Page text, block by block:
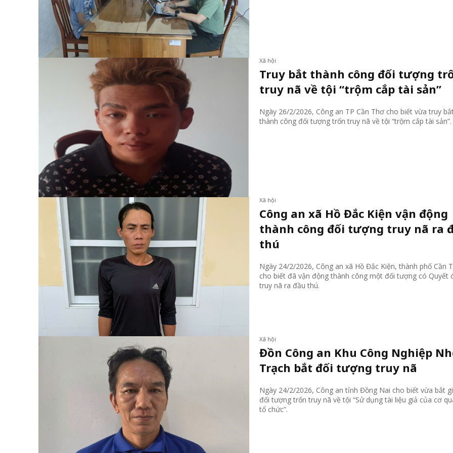
Xã hội
Truy bắt thành công đối tượng
truy nã về tội “trộm cắp tài sản”
Ngày 26/2/2026, Công an TP Cần Thơ cho biết vừa truy
thành công đối tượng trốn truy nã về tội “trộm cắp tài sản”.
Xã hội
Công an xã Hồ Đắc Kiện vận động
thành công đối tượng truy nã ra
thú
Ngày 24/2/2026, Công an xã Hồ Đắc Kiện, thành phố Cần
cho biết đã vận động thành công một đối tượng có Quyết
truy nã ra đầu thú.
Xã hội
Đồn Công an Khu Công Nghiệp
Trạch bắt đối tượng truy nã
Ngày 24/2/2026, Công an tỉnh Đồng Nai cho biết vừa bắt
đối tượng trốn truy nã về tội “Sử dụng tài liệu giả của cơ
tổ chức”.